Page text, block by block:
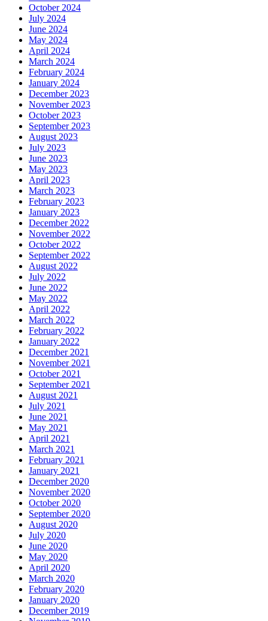
October 2024
July 2024
June 2024
May 2024
April 2024
March 2024
February 2024
January 2024
December 2023
November 2023
October 2023
September 2023
August 2023
July 2023
June 2023
May 2023
April 2023
March 2023
February 2023
January 2023
December 2022
November 2022
October 2022
September 2022
August 2022
July 2022
June 2022
May 2022
April 2022
March 2022
February 2022
January 2022
December 2021
November 2021
October 2021
September 2021
August 2021
July 2021
June 2021
May 2021
April 2021
March 2021
February 2021
January 2021
December 2020
November 2020
October 2020
September 2020
August 2020
July 2020
June 2020
May 2020
April 2020
March 2020
February 2020
January 2020
December 2019